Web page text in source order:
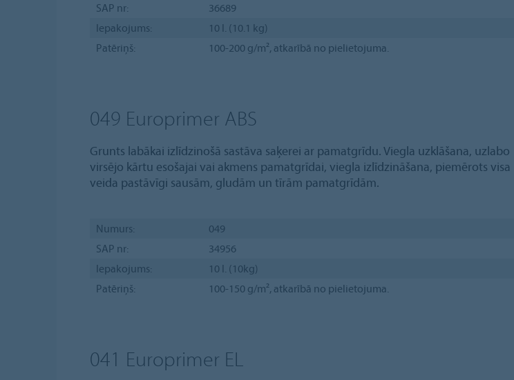
SAP nr:
36689
Iepakojums:
10 l. (10.1 kg)
Patēriņš:
100-200 g/m², atkarībā no pielietojuma.
049 Europrimer ABS
Grunts labākai izlīdzinošā sastāva saķerei ar pamatgrīdu. Viegla uzklāšana, uzlabo
virsējo kārtu esošajai vai akmens pamatgrīdai, viegla izlīdzināšana, piemērots visa
veida pastāvīgi sausām, gludām un tīrām pamatgrīdām.
Numurs:
049
SAP nr:
34956
Iepakojums:
10 l. (10kg)
Patēriņš:
100-150 g/m², atkarībā no pielietojuma.
041 Europrimer EL